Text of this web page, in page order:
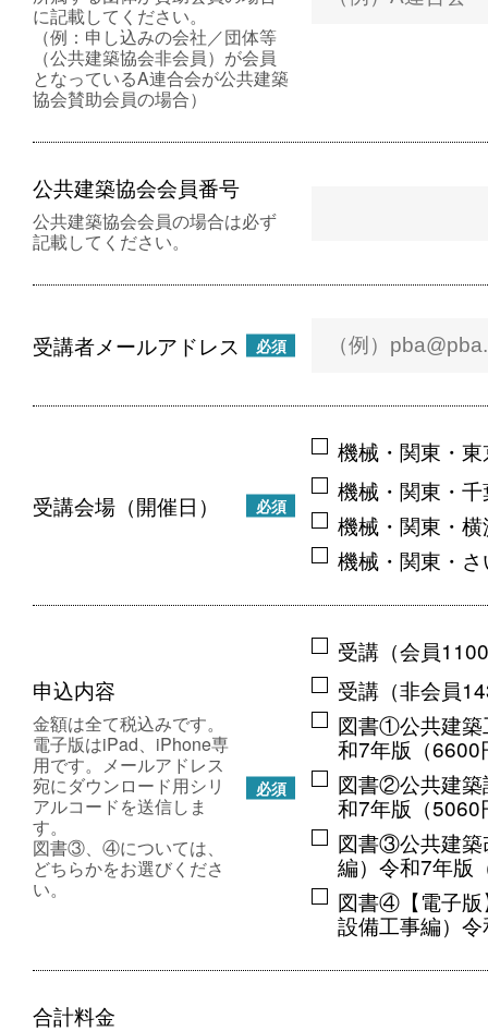
に記載してください。
（例：申し込みの会社／団体等
（公共建築協会非会員）が会員
となっているA連合会が公共建築
協会賛助会員の場合）
公共建築協会会員番号
公共建築協会会員の場合は必ず
記載してください。
受講者メールアドレス 必須
受講会場（開催日） 必須
機械・関東・
機械・関東・
機械・関東・
機械・関東・
申込内容
必須
金額は全て税込みです。
電子版はiPad、iPhone専
用です。メールアドレス
宛にダウンロード用シリ
アルコードを送信しま
す。
図書③、④については、
どちらかをお選びくださ
い。
受講（会員
受講（非会員
図書①公共建築
和7年版（6600
図書②公共建築
和7年版（5060
図書③公共建築
編）令和7年版
図書④【電子版
設備工事編）
合計料金